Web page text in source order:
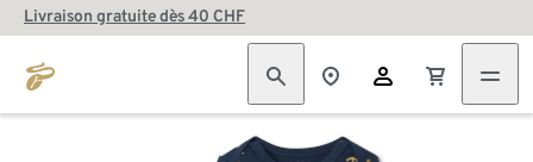
Livraison gratuite dès 40 CHF